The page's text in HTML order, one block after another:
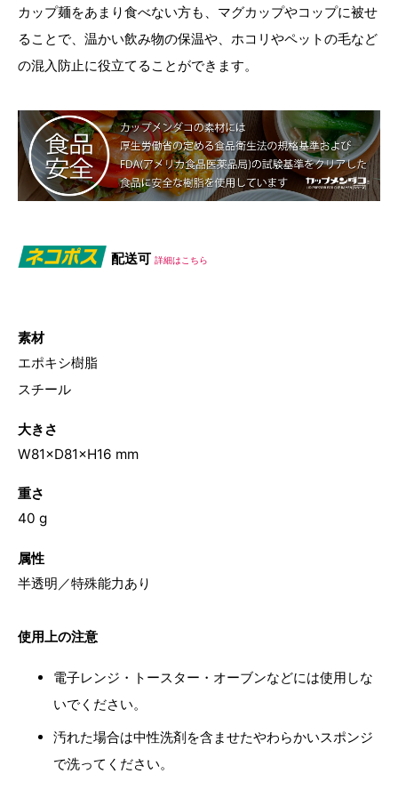
カップ麺をあまり食べない方も、マグカップやコップに被せ
ることで、温かい飲み物の保温や、ホコリやペットの毛など
の混入防止に役立てることができます。
配送可 詳細はこちら
素材
エポキシ樹脂
スチール
大きさ
W81×D81×H16 mm
重さ
40 g
属性
半透明／特殊能力あり
使用上の注意
電子レンジ・トースター・オーブンなどには使用しな
いでください。
汚れた場合は中性洗剤を含ませたやわらかいスポンジ
で洗ってください。